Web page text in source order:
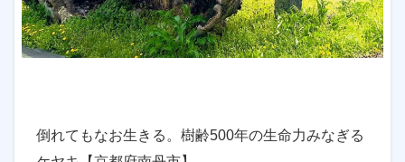
倒れてもなお生きる。樹齢500年の生命力みなぎる